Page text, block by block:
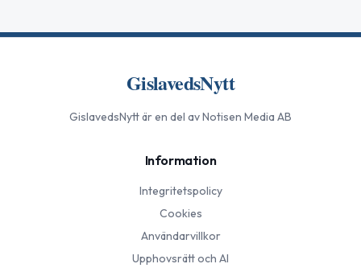
GislavedsNytt
GislavedsNyttär en del av Notisen Media AB
Information
Integritetspolicy
Cookies
Användarvillkor
Upphovsrätt och AI